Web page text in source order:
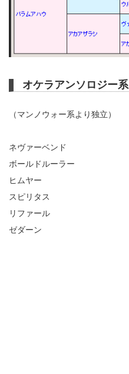
オケラアンソロジー系
（マンノウォー系より独立）
ネヴァーベンド
ボールドルーラー
ヒムヤー
スピリタス
リファール
ゼダーン